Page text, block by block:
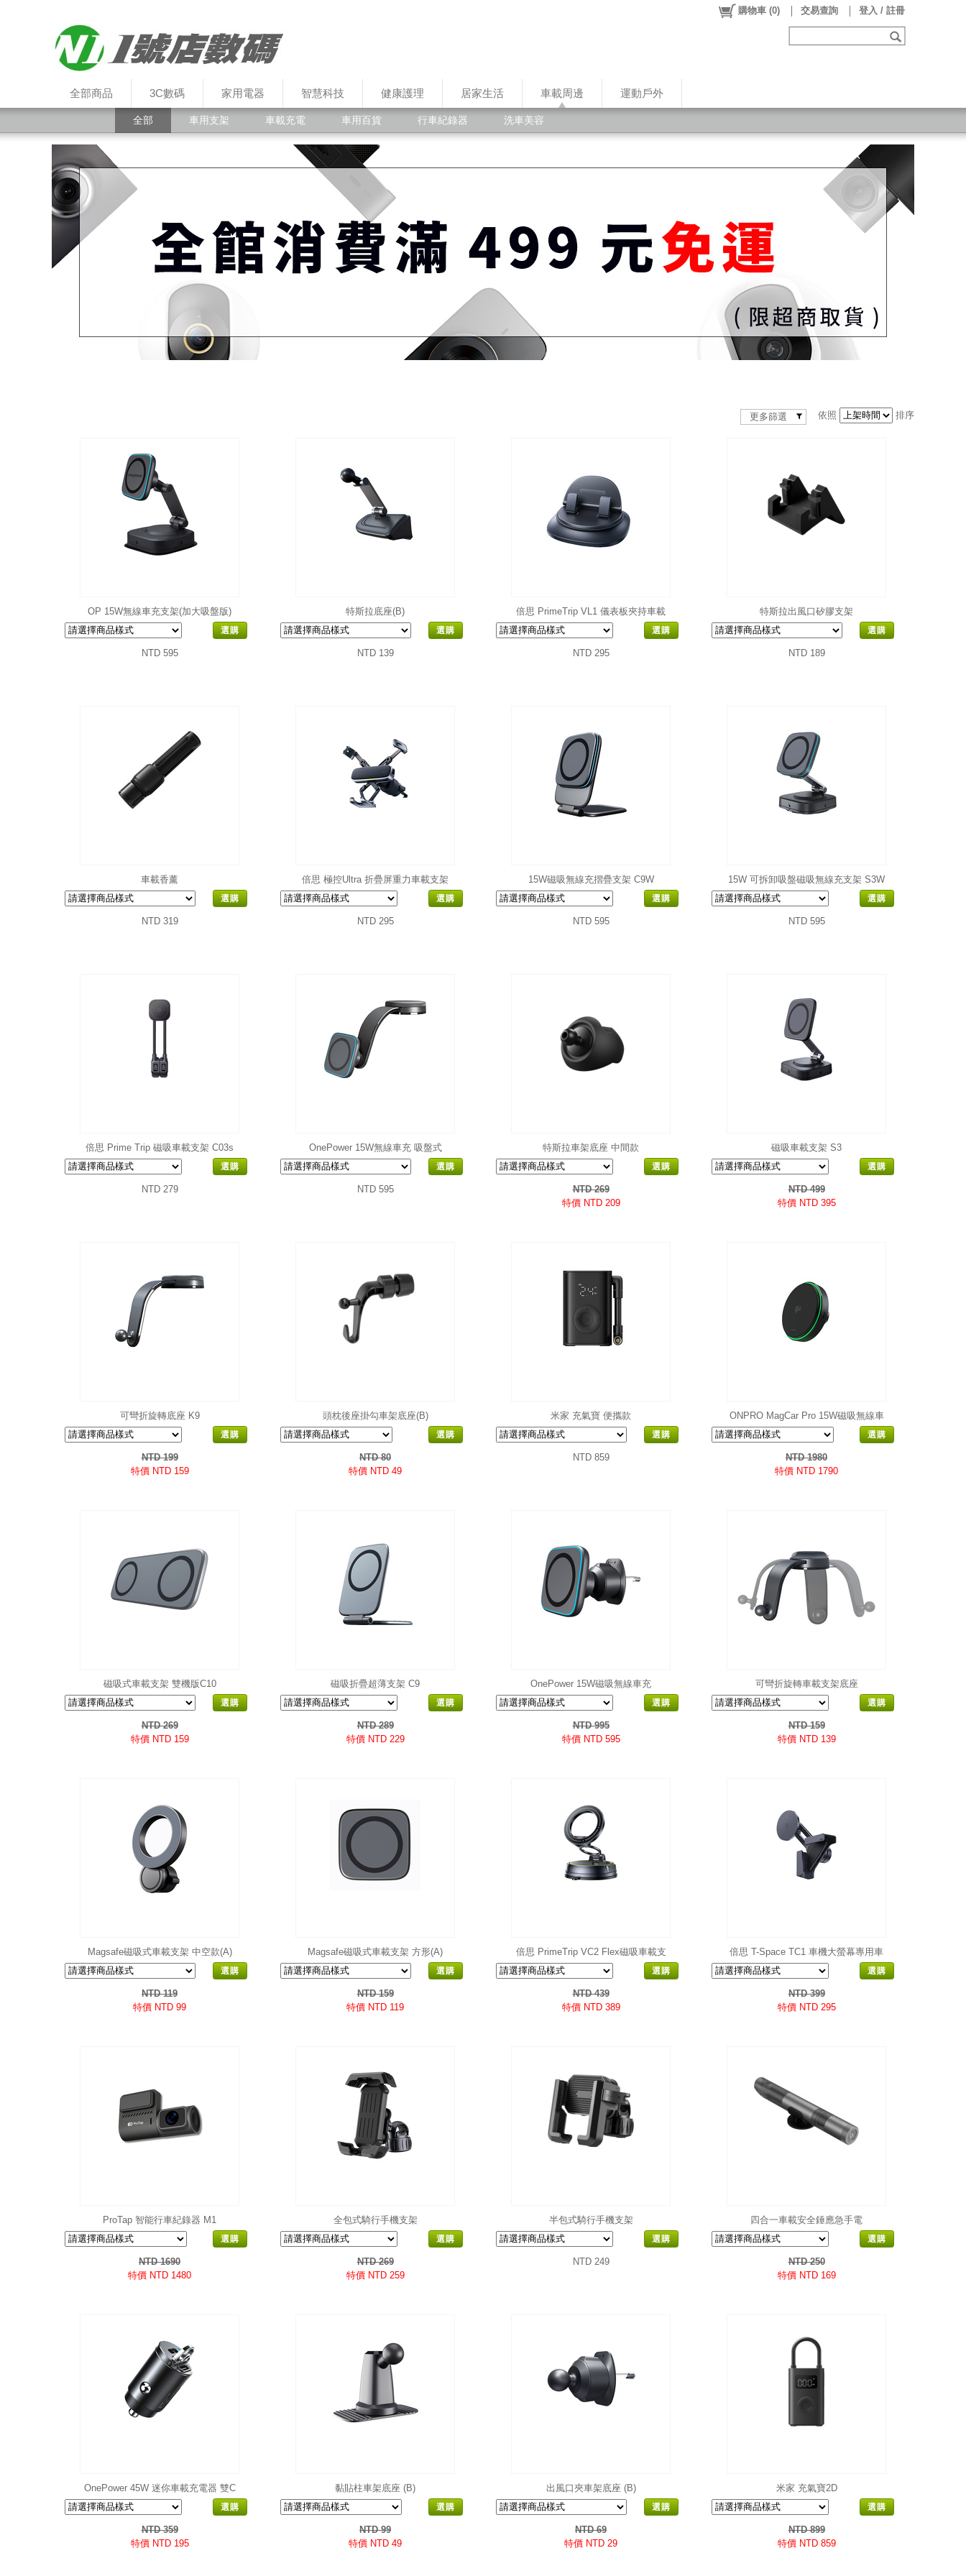
全部商品 3C數碼 家用電器 智慧科技 健康護理 居家生活 車載周邊 運動戶外
購物車 (0) 交易查詢 登入 / 註冊
全部 車用支架 車載充電 車用百貨 行車紀錄器 洗車美容
更多篩選 依照 排序
OP 15W無線車充支架(加大吸盤版)
選購
NTD 595
特斯拉底座(B)
選購
NTD 139
倍思 PrimeTrip VL1 儀表板夾持車載
支架
選購
NTD 295
特斯拉出風口矽膠支架
選購
NTD 189
車載香薰
選購
NTD 319
倍思 極控Ultra 折疊屏重力車載支架
選購
NTD 295
15W磁吸無線充摺疊支架 C9W
選購
NTD 595
15W 可拆卸吸盤磁吸無線充支架 S3W
選購
NTD 595
倍思 Prime Trip 磁吸車載支架 C03s
選購
NTD 279
OnePower 15W無線車充 吸盤式
選購
NTD 595
特斯拉車架底座 中間款
選購
NTD 269
特價 NTD 209
磁吸車載支架 S3
選購
NTD 499
特價 NTD 395
可彎折旋轉底座 K9
選購
NTD 199
特價 NTD 159
頭枕後座掛勾車架底座(B)
選購
NTD 80
特價 NTD 49
米家 充氣寶 便攜款
選購
NTD 859
ONPRO MagCar Pro 15W磁吸無線車
充
選購
NTD 1980
特價 NTD 1790
磁吸式車載支架 雙機版C10
選購
NTD 269
特價 NTD 159
磁吸折疊超薄支架 C9
選購
NTD 289
特價 NTD 229
OnePower 15W磁吸無線車充
選購
NTD 995
特價 NTD 595
可彎折旋轉車載支架底座
選購
NTD 159
特價 NTD 139
Magsafe磁吸式車載支架 中空款(A)
選購
NTD 119
特價 NTD 99
Magsafe磁吸式車載支架 方形(A)
選購
NTD 159
特價 NTD 119
倍思 PrimeTrip VC2 Flex磁吸車載支
架
選購
NTD 439
特價 NTD 389
倍思 T-Space TC1 車機大螢幕專用車
載支架
選購
NTD 399
特價 NTD 295
ProTap 智能行車紀錄器 M1
選購
NTD 1690
特價 NTD 1480
全包式騎行手機支架
選購
NTD 269
特價 NTD 259
半包式騎行手機支架
選購
NTD 249
四合一車載安全錘應急手電
選購
NTD 250
特價 NTD 169
OnePower 45W 迷你車載充電器 雙C
▲
選購
NTD 359
特價 NTD 195
黏貼柱車架底座 (B)
選購
NTD 99
特價 NTD 49
出風口夾車架底座 (B)
選購
NTD 69
特價 NTD 29
米家 充氣寶2D
選購
NTD 899
特價 NTD 859